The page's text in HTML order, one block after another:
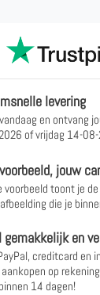
levering
en ontvang
of vrijdag 14-
jouw
voorbeeld toont je
die je
gemakkelijk en
creditcard en
op
14 dagen!